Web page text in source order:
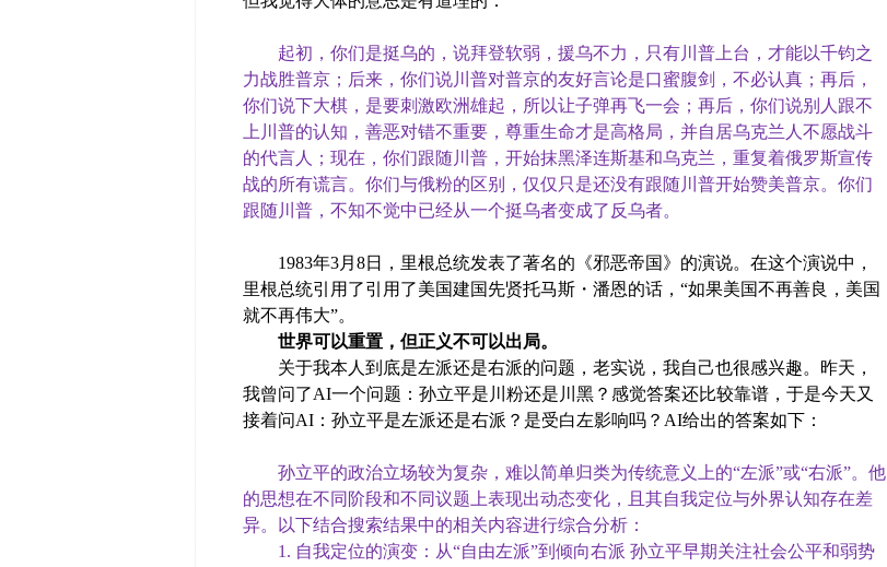
起初，你们是挺乌的，说拜登软弱，援乌不力，只有川普上台，才能以千钧之
力战胜普京；后来，你们说川普对普京的友好言论是口蜜腹剑，不必认真；再后，
你们说下大棋，是要刺激欧洲雄起，所以让子弹再飞一会；再后，你们说别人跟不
上川普的认知，善恶对错不重要，尊重生命才是高格局，并自居乌克兰人不愿战斗
的代言人；现在，你们跟随川普，开始抹黑泽连斯基和乌克兰，重复着俄罗斯宣传
战的所有谎言。你们与俄粉的区别，仅仅只是还没有跟随川普开始赞美普京。你们
跟随川普，不知不觉中已经从一个挺乌者变成了反乌者。
1983年3月8日，里根总统发表了著名的《邪恶帝国》的演说。在这个演说中，
里根总统引用了引用了美国建国先贤托马斯・潘恩的话，“如果美国不再善良，美国
就不再伟大”。
世界可以重置，但正义不可以出局。
关于我本人到底是左派还是右派的问题，老实说，我自己也很感兴趣。昨天，
我曾问了AI一个问题：孙立平是川粉还是川黑？感觉答案还比较靠谱，于是今天又
接着问AI：孙立平是左派还是右派？是受白左影响吗？ AI给出的答案如下：
孙立平的政治立场较为复杂，难以简单归类为传统意义上的“左派”或“右派”。他
的思想在不同阶段和不同议题上表现出动态变化，且其自我定位与外界认知存在差
异。以下结合搜索结果中的相关内容进行综合分析：
1. 自我定位的演变：从“自由左派”到倾向右派 孙立平早期关注社会公平和弱势